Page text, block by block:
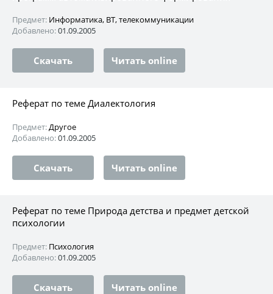
Предмет: Информатика, ВТ, телекоммуникации
Добавлено:01.09.2005
Скачать Читать online
Реферат по теме Диалектология
Предмет:Другое
Добавлено:01.09.2005
Скачать Читать online
Реферат по теме Природа детства и предмет детской
психологии
Предмет: Психология
Добавлено:01.09.2005
Скачать Читать online